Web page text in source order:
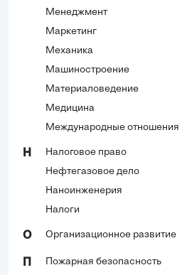
Менеджмент
Маркетинг
Механика
Машиностроение
Материаловедение
Медицина
Международные отношения
Н
Налоговое право
Нефтегазовое дело
Наноинженерия
Налоги
О Организационное развитие
П
Пожарная безопасность